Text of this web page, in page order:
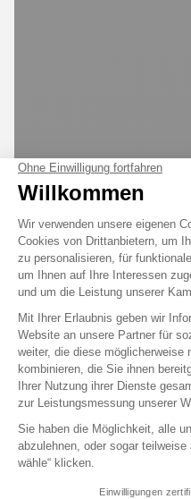
Jazz I AM ist ein
Talente entdeckt. Drei
Taller de Músics.
Mittwoch, 11. März –
Endless Trio
Cris Lópezz Quartet
Barencia
Blood Quartet and